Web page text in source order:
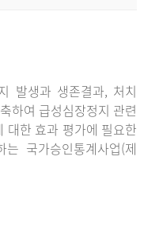
발생과 생존결과, 처치
하여 급성심장정지 관련
대한 효과 평가에 필요한
국가승인통계사업(제